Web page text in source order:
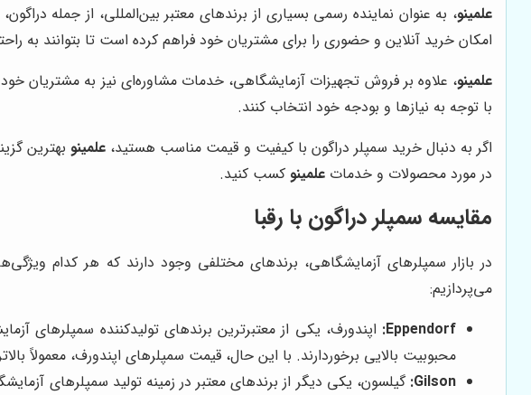
علمینو، به عنوان نماینده رسمی بسیاری از برندهای معتبر بین‌المللی، از جمله
امکان خرید آنلاین و حضوری را برای مشتریان خود فراهم کرده است تا بتوانند به
علمینو، علاوه بر فروش تجهیزات آزمایشگاهی، خدمات مشاوره‌ای نیز به مشتریان
با توجه به نیازها و بودجه خود انتخاب کنند.
اگر به دنبال خرید سمپلر دراگون با کیفیت و قیمت مناسب هستید، علمینو بهترین
در مورد محصولات و خدمات علمینو کسب کنید.
مقایسه سمپلر دراگون با رقبا
در بازار سمپلرهای آزمایشگاهی، برندهای مختلفی وجود دارند که هر کدام
می‌پردازیم:
Eppendorf: اپندورف، یکی از معتبرترین برندهای تولیدکننده سمپلرهای
محبوبیت بالایی برخوردارند. با این حال، قیمت سمپلرهای اپندورف، معمولاً
Gilson: گیلسون، یکی دیگر از برندهای معتبر در زمینه تولید سمپلرهای